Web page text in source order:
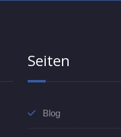
Seiten
Blog